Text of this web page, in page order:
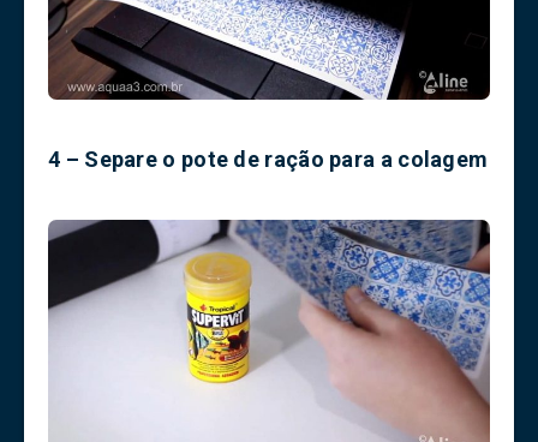
4 – Separe o pote de ração para a colagem